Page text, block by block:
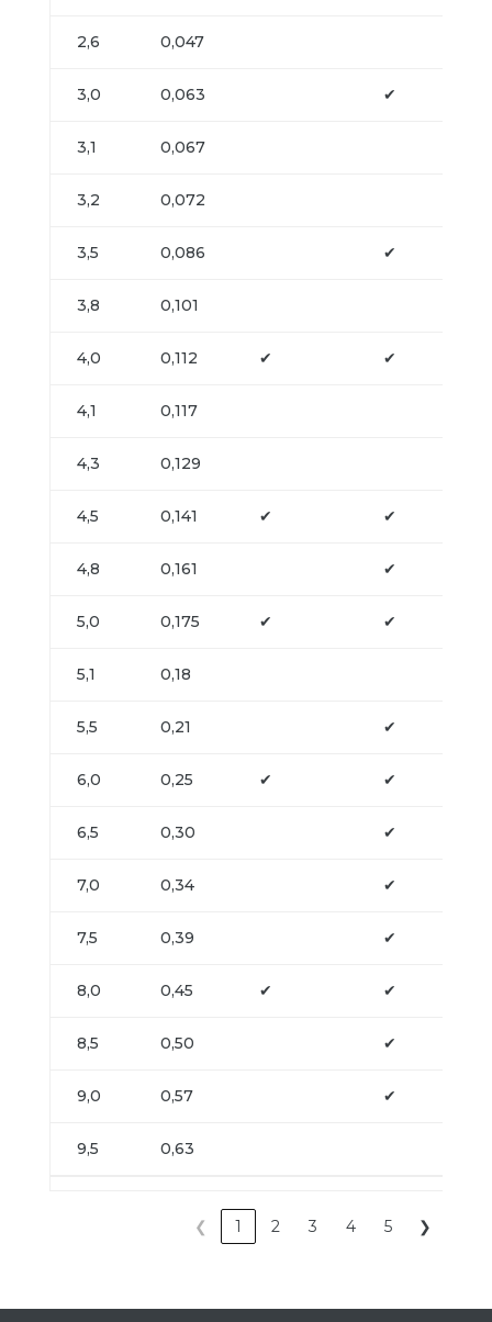
2,6 0,047
3,0 0,063 ✔
3,1 0,067
3,2 0,072
3,5 0,086 ✔
3,8 0,101
4,0 0,112 ✔ ✔
4,1 0,117
4,3 0,129
4,5 0,141 ✔ ✔
4,8 0,161 ✔
5,0 0,175 ✔ ✔
5,1 0,18
5,5 0,21 ✔
6,0 0,25 ✔ ✔
6,5 0,30 ✔
7,0 0,34 ✔
7,5 0,39 ✔
8,0 0,45 ✔ ✔
8,5 0,50 ✔
9,0 0,57 ✔
9,5 0,63
❮ 1 2 3 4 5 ❯